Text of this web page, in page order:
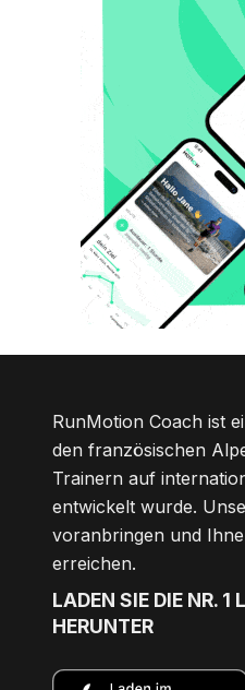
RunMotion Coach ist
den französischen
Trainern auf
entwickelt wurde.
voranbringen und
erreichen.
LADEN SIE DIE NR.
HERUNTER